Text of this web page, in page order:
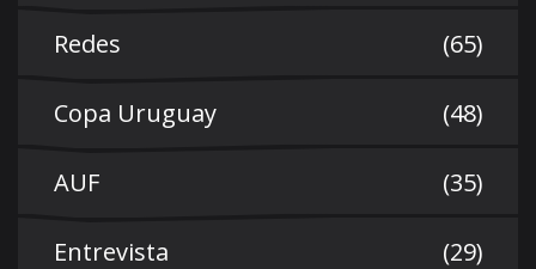
Redes (65)
Copa Uruguay (48)
AUF (35)
Entrevista (29)